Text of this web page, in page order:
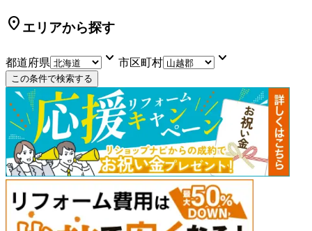
location_on エリアから探す
都道府県 keyboard_arrow_down 市区町村 keyboard_arrow_down
この条件で検索する